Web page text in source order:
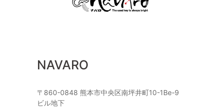
NAVARO
〒860-0848 熊本市中央区南坪井町10-1Be-9
ビル地下